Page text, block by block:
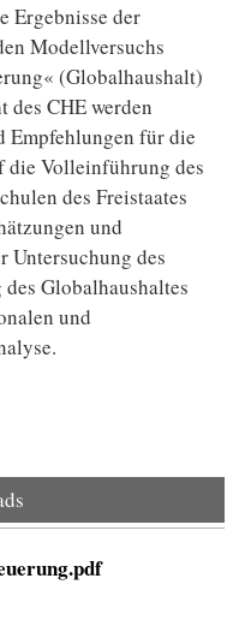
Ergebnisse der
Modellversuchs
(Globalhaushalt)
des CHE werden
Empfehlungen für die
Volleinführung des
des Freistaates
und
Untersuchung des
Globalhaushaltes
und